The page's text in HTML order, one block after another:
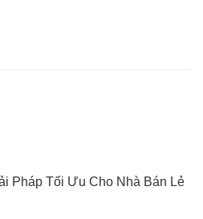
Pháp Tối Ưu Cho Nhà Bán Lẻ